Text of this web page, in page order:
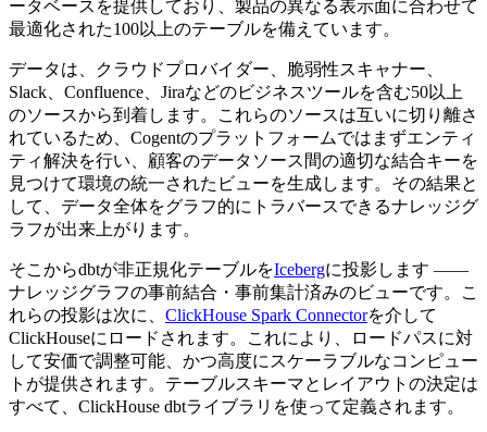
ータベースを提供しており、製品の異なる表示面に合わせて
最適化された100以上のテーブルを備えています。
データは、クラウドプロバイダー、脆弱性スキャナー、
Slack、Confluence、Jiraなどのビジネスツールを含む50以上
のソースから到着します。これらのソースは互いに切り離さ
れているため、Cogentのプラットフォームではまずエンティ
ティ解決を行い、顧客のデータソース間の適切な結合キーを
見つけて環境の統一されたビューを生成します。その結果と
して、データ全体をグラフ的にトラバースできるナレッジグ
ラフが出来上がります。
そこからdbtが非正規化テーブルをIcebergに投影します ――
ナレッジグラフの事前結合・事前集計済みのビューです。こ
れらの投影は次に、 ClickHouse Spark Connectorを介して
ClickHouseにロードされます。これにより、ロードパスに対
して安価で調整可能、かつ高度にスケーラブルなコンピュー
トが提供されます。テーブルスキーマとレイアウトの決定は
すべて、ClickHouse dbtライブラリを使って定義されます。